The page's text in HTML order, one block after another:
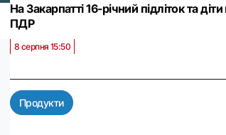
На Закарпатті 16-річний підліток та
ПДР
8 серпня 15:50
Продукти